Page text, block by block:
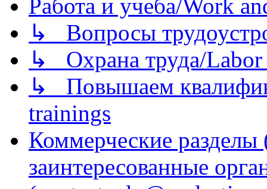
Работа и учеба/Work
↳ Вопросы
↳ Охрана труда/Labor
↳ Повышаем
trainings
Коммерческие
заинтересованные